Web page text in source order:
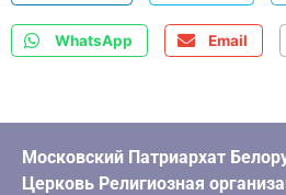
WhatsApp Email
Московский Патриархат
Церковь Религиозная